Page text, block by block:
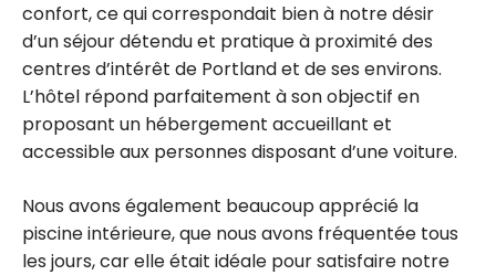
confort, ce qui correspondait bien à notre désir
d’un séjour détendu et pratique à proximité des
centres d’intérêt de Portland et de ses environs.
L’hôtel répond parfaitement à son objectif en
proposant un hébergement accueillant et
accessible aux personnes disposant d’une voiture.
Nous avons également beaucoup apprécié la
piscine intérieure, que nous avons fréquentée tous
les jours, car elle était idéale pour satisfaire notre